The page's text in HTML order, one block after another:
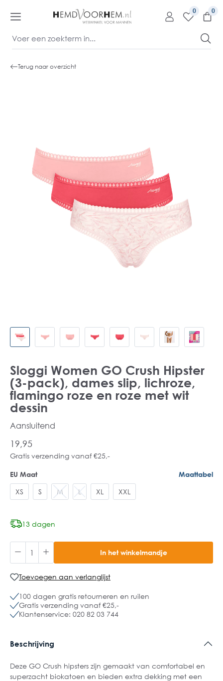
0
Terug naar overzicht
Sloggi Women GO Crush Hipster
(3-pack), dames slip, lichroze,
flamingo roze en roze met wit
dessin
Aansluitend
19,95
Gratis verzending vanaf €25,-
EU Maat Maattabel
XS S M L XL XXL
13 dagen
In het winkelmandje
Toevoegen aan verlanglijst
100 dagen gratis retourneren en ruilen
Gratis verzending vanaf €25,-
Klantenservice: 020 82 03 744
Beschrijving
Deze GO Crush hipsters zijn gemaakt van comfortabel en
superzacht biokatoen en bieden extra dekking met een